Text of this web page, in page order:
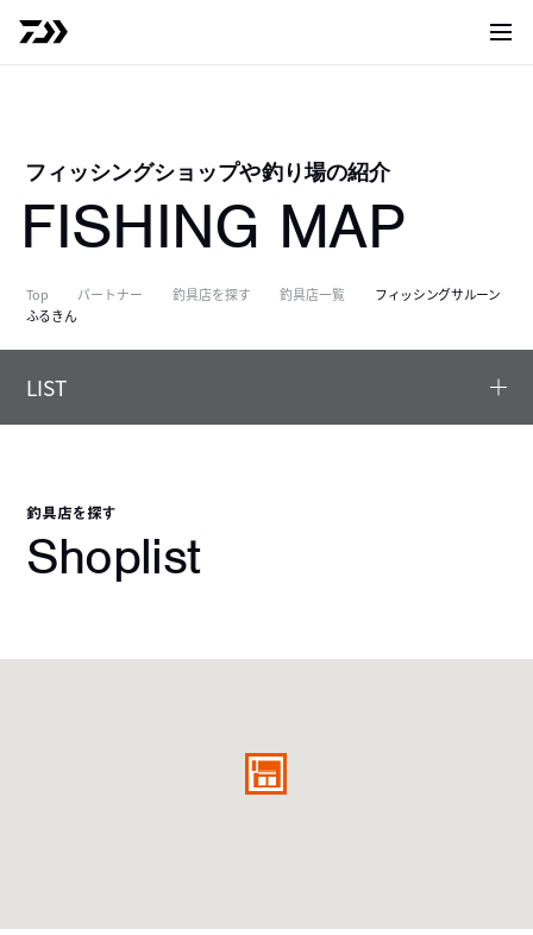
サイ
フィッシングショップや釣り場の紹介
FISHING MAP
Top パートナー 釣具店を探す 釣具店一覧
フィッシングサルーン
ふるきん
LIST
釣具店を探す
Shoplist